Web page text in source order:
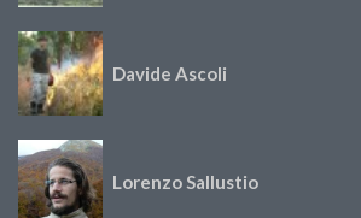
Davide Ascoli
Lorenzo Sallustio